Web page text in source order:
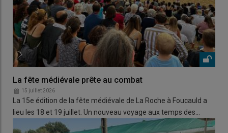
La fête médiévale prête au combat
15 juillet 2026
La 15e édition de la fête médiévale de La Roche à Foucauld a
lieu les 18 et 19 juillet. Un nouveau voyage aux temps des…